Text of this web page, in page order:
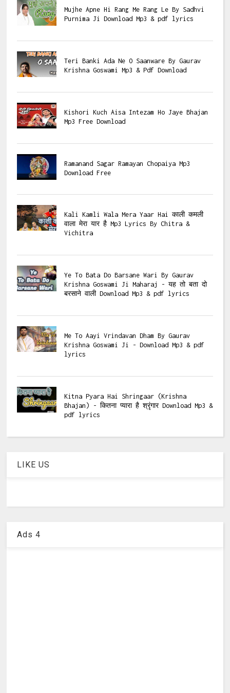
Mujhe Apne Hi Rang Me Rang Le By Sadhvi
Purnima Ji Download Mp3 & pdf lyrics
Teri Banki Ada Ne O Saanware By Gaurav
Krishna Goswami Mp3 & Pdf Download
Kishori Kuch Aisa Intezam Ho Jaye Bhajan
Mp3 Free Download
Ramanand Sagar Ramayan Chopaiya Mp3
Download Free
Kali Kamli Wala Mera Yaar Hai काली कमली
वाला मेरा यार है Mp3 Lyrics By Chitra &
Vichitra
Ye To Bata Do Barsane Wari By Gaurav
Krishna Goswami Ji Maharaj - यह तो बता दो
बरसाने वाली Download Mp3 & pdf lyrics
Me To Aayi Vrindavan Dham By Gaurav
Krishna Goswami Ji - Download Mp3 & pdf
lyrics
Kitna Pyara Hai Shringaar (Krishna
Bhajan) - कितना प्यारा है श्रृंगार Download Mp3 &
pdf lyrics
LIKE US
Ads 4